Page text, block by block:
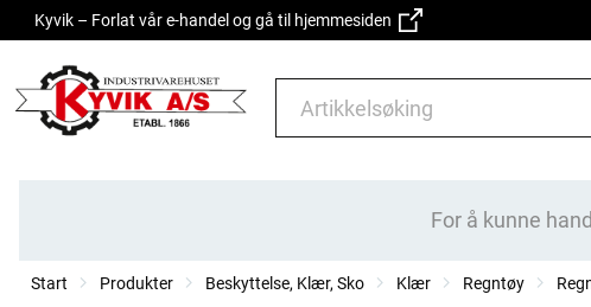
Kyvik – Forlat vår e-handel og gå til hjemmesiden
For å kunne
Start Produkter Beskyttelse, Klær, Sko Klær Regntøy